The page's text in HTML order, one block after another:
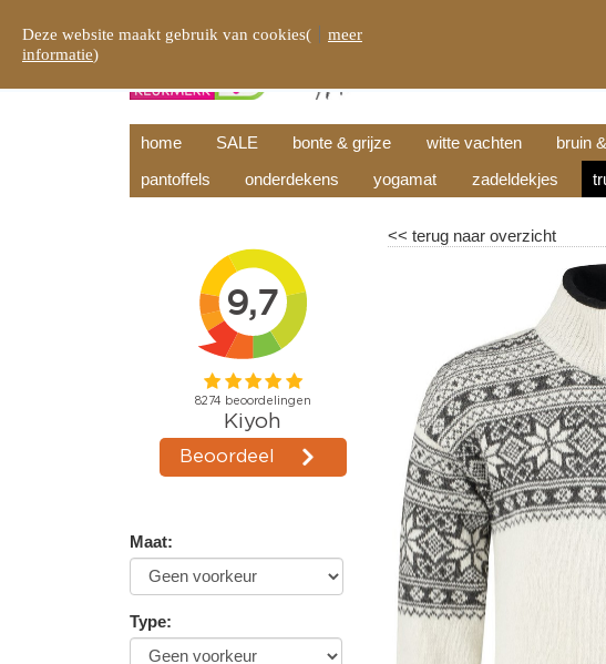
home SALE bonte & grijze witte vachten bruin
pantoffels
onderdekens yogamat zadeldekjes
Maat:
Type:
<<terug naar overzicht
Deze website maakt gebruik van cookies(
meer
informatie)